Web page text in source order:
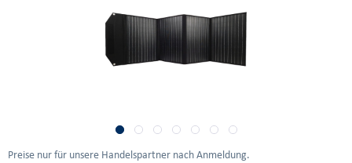
Preise nur für unsere Handelspartner nach Anmeldung.